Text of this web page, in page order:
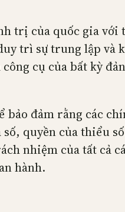
trị của quốc gia với
trì sự trung lập và
cụ của bất kỳ
đảm rằng các
quyền của thiểu
nhiệm của tất cả
hành.